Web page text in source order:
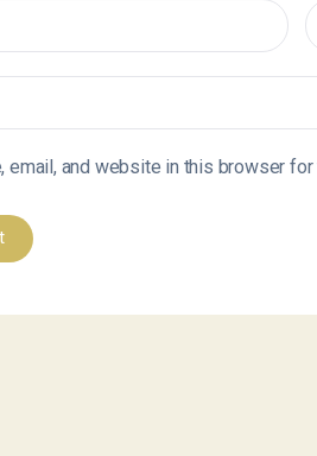
email, and website in this browser